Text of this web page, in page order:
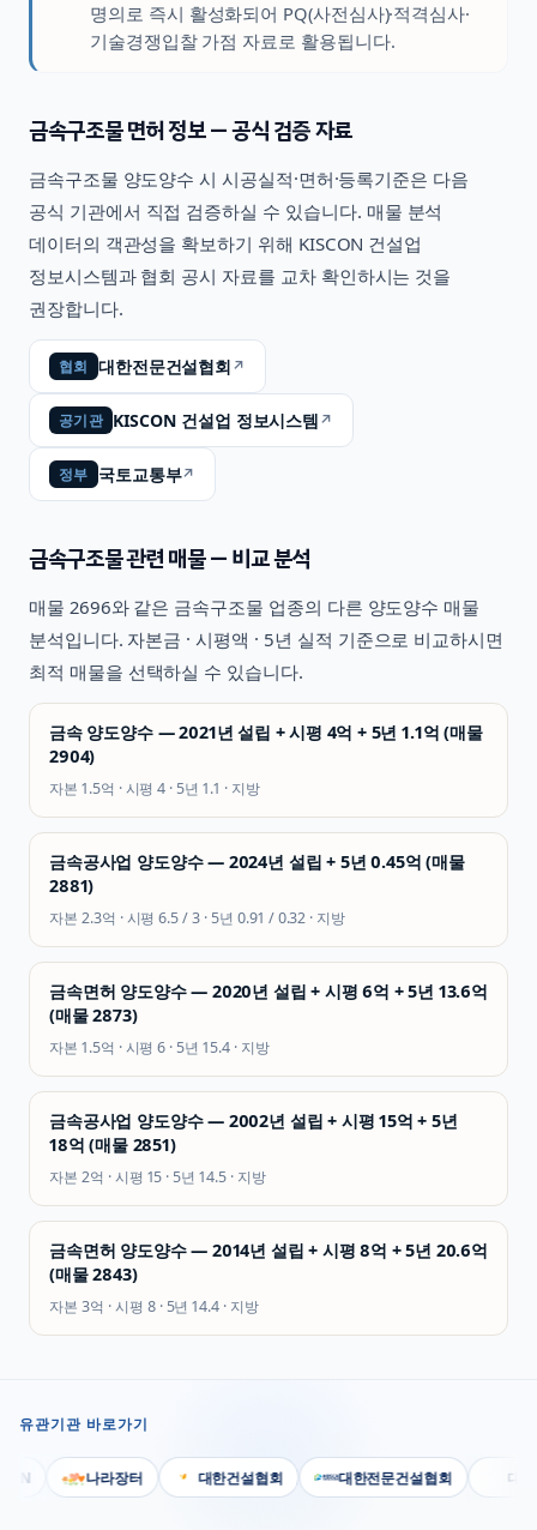
명의로 즉시 활성화되어 PQ(사전심사)·적격심사·
기술경쟁입찰 가점 자료로 활용됩니다.
금속구조물면허 정보 — 공식 검증 자료
금속구조물 양도양수 시 시공실적·면허·등록기준은 다음
공식 기관에서 직접 검증하실 수 있습니다. 매물 분석
데이터의 객관성을 확보하기 위해 KISCON 건설업
정보시스템과 협회 공시 자료를 교차 확인하시는 것을
권장합니다.
협회 대한전문건설협회↗
공기관 KISCON 건설업 정보시스템↗
정부 국토교통부↗
금속구조물관련 매물 — 비교 분석
매물 2696와 같은 금속구조물 업종의 다른 양도양수 매물
분석입니다. 자본금 · 시평액 · 5년 실적 기준으로 비교하시면
최적 매물을 선택하실 수 있습니다.
금속 양도양수 — 2021년 설립 + 시평 4억 + 5년 1.1억 (매물
2904)
자본 1.5억 · 시평4 · 5년1.1 · 지방
금속공사업 양도양수 — 2024년 설립 + 5년 0.45억 (매물
2881)
자본 2.3억 · 시평6.5 / 3 · 5년 0.91 / 0.32 · 지방
금속면허 양도양수 — 2020년 설립 + 시평 6억 + 5년 13.6억
(매물 2873)
자본 1.5억 · 시평6 · 5년15.4· 지방
금속공사업 양도양수 — 2002년 설립 + 시평 15억 + 5년
18억 (매물 2851)
자본 2억 · 시평 15 · 5년14.5· 지방
금속면허 양도양수 — 2014년 설립 + 시평 8억 + 5년 20.6억
(매물 2843)
자본 3억 · 시평 8· 5년14.4 · 지방
유관기관 바로가기
나라장터 대한건설협회 대한전문건설협회 대한기